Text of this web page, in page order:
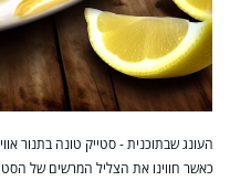
העונג שבתוכנית - סטייק טונה בתנור
כאשר חווינו את הצליל המרשים של